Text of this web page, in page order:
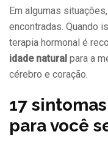
Em algumas
encontradas. Quando
terapia hormonal é
idade natural para a
cérebro e coração.
17
para você